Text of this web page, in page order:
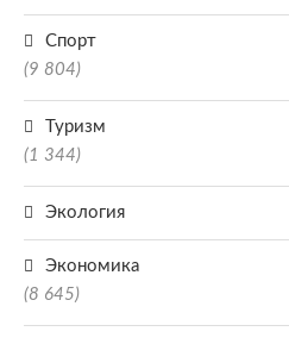
Спорт
(9 804)
Туризм
(1 344)
Экология
Экономика
(8 645)